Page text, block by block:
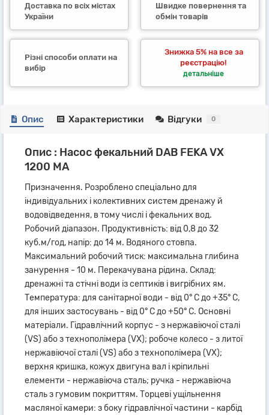
Доставка по всіх містах
України
Швидке повернення та
обмін товарів
Різні способи оплати на
вибір
Знижка 5% на все за
реєстрацію!
детальніше
Опис Характеристики Відгуки 0
Опис : Насос фекальний DAB FEKA VX
1200 MA
Призначення. Розроблено спеціально для
індивідуальних і колективних систем дренажу й
водовідведення, в тому числі і фекальних вод.
Робочий діапазон. Продуктивність: від 0,8 до 32
куб.м/год, напір: до 14 м. Водяного стовпа.
Максимальний робочий тиск: максимальна глибина
занурення - 10 м. Перекачувана рідина. Склад:
дренажні та стічні води із септиків і вигрібних ям.
Температура: для санітарної води - від 0° С до +35° С,
для інших застосувань - від 0° С до +50° С. Основні
матеріали. Гідравлічний корпус - з нержавіючої сталі
(VS) або з технополімера (VX); робоче колесо - з литої
нержавіючої сталі (VS) або з технополімера (VX);
верхня кришка, кожух двигуна вал і кріпильні
елементи - нержавіюча сталь; ручка - нержавіюча
сталь з гумовим покриттям. Торцеві ущільнення
масляної камери: з боку гідравлічної частини - карбід